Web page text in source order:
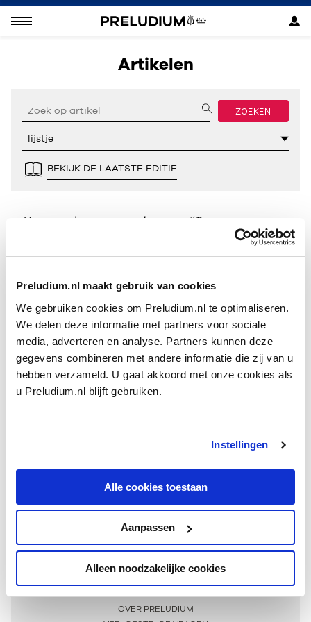
Preludium.nl maakt gebruik van cookies
We gebruiken cookies om Preludium.nl te optimaliseren.
We delen deze informatie met partners voor sociale
media, adverteren en analyse. Partners kunnen deze
gegevens combineren met andere informatie die zij van u
hebben verzameld. U gaat akkoord met onze cookies als
u Preludium.nl blijft gebruiken.
Instellingen
Alle cookies toestaan
Aanpassen
Alleen noodzakelijke cookies
Artikelen
ZOEKEN
BEKIJK DE LAATSTE EDITIE
Geen resultaten gevonden voor “”.
Meer informatie
OVER PRELUDIUM